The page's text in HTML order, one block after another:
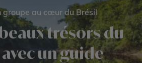
groupe au cœur du Brésil
trésors du
un guide